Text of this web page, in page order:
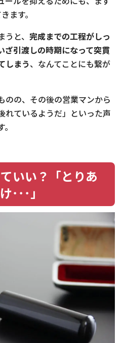
ます。
と、 完成までの工程がしっ
ざ引渡しの時期になって突貫
しまう、なんてことにも繋が
のの、その後の営業マンから
れているようだ」といった声
いい？「とりあ
･･･」